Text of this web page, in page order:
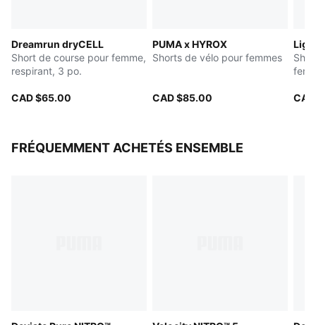
Dreamrun dryCELL
Short de course pour femme,
respirant, 3 po.
CAD $65.00
PUMA x HYROX
Shorts de vélo pour femmes
CAD $85.00
FRÉQUEMMENT ACHETÉS ENSEMBLE